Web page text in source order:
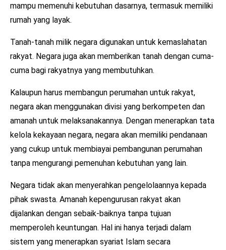
mampu memenuhi kebutuhan dasarnya, termasuk memiliki
rumah yang layak.
Tanah-tanah milik negara digunakan untuk kemaslahatan
rakyat. Negara juga akan memberikan tanah dengan cuma-
cuma bagi rakyatnya yang membutuhkan.
Kalaupun harus membangun perumahan untuk rakyat,
negara akan menggunakan divisi yang berkompeten dan
amanah untuk melaksanakannya. Dengan menerapkan tata
kelola kekayaan negara, negara akan memiliki pendanaan
yang cukup untuk membiayai pembangunan perumahan
tanpa mengurangi pemenuhan kebutuhan yang lain.
Negara tidak akan menyerahkan pengelolaannya kepada
pihak swasta. Amanah kepengurusan rakyat akan
dijalankan dengan sebaik-baiknya tanpa tujuan
memperoleh keuntungan. Hal ini hanya terjadi dalam
sistem yang menerapkan syariat Islam secara